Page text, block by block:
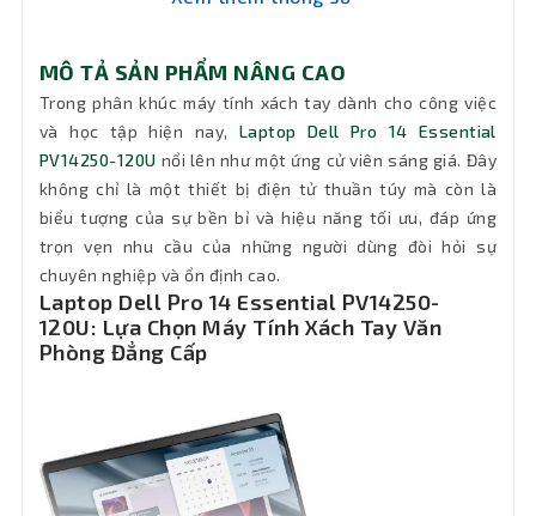
Pin 4 cell - 54Whr
Keyboard Keyboard Non-Backlit - Copilot
Chất liệu Nhựa
Wifi
Realtek RTL8852BE, 2x2, MIMO, 2.40
GHz/5 GHz, Wi-Fi 6 (WiFi 802.11ax)
Kết nối
Không LAN
Bluetooth 5.3
Cổng xuất
MÔ TẢ SẢN PHẨM NÂNG CAO
Trong phân khúc máy tính xách tay dành cho công việc
và học tập hiện nay, Laptop Dell Pro 14 Essential
PV14250-120U nổi lên như một ứng cử viên sáng giá. Đây
không chỉ là một thiết bị điện tử thuần túy mà còn là
biểu tượng của sự bền bỉ và hiệu năng tối ưu, đáp ứng
trọn vẹn nhu cầu của những người dùng đòi hỏi sự
chuyên nghiệp và ổn định cao.
Laptop Dell Pro 14 Essential PV14250-
120U: Lựa Chọn Máy Tính Xách Tay Văn
Phòng Đẳng Cấp